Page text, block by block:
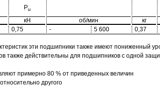
Pu
кН об/мин кг
0,75 - 5 600 0,37
эти подшипники также имеют пониженный
действительны для подшипников с одной
примерно 80 % от приведенных величин
другого